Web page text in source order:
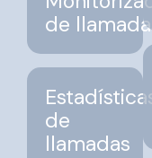
de
de
llamadas